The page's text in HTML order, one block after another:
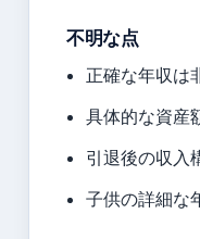
不明な点
正確な年収は
具体的な資産
引退後の収入
子供の詳細な